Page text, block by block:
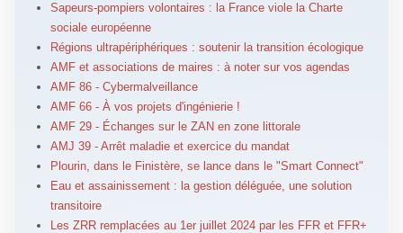
Sapeurs-pompiers volontaires : la France viole la Charte
sociale européenne
Régions ultrapériphériques : soutenir la transition écologique
AMF et associations de maires : à noter sur vos agendas
AMF 86 - Cybermalveillance
AMF 66 - À vos projets d'ingénierie !
AMF 29 - Échanges sur le ZAN en zone littorale
AMJ 39 - Arrêt maladie et exercice du mandat
Plourin, dans le Finistère, se lance dans le "Smart Connect"
Eau et assainissement : la gestion déléguée, une solution
transitoire
Les ZRR remplacées au 1er juillet 2024 par les FFR et FFR+